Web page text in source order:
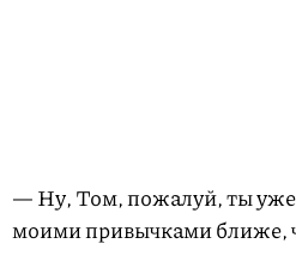
— Ну, Том, пожалуй, ты уже
моими привычками ближе,